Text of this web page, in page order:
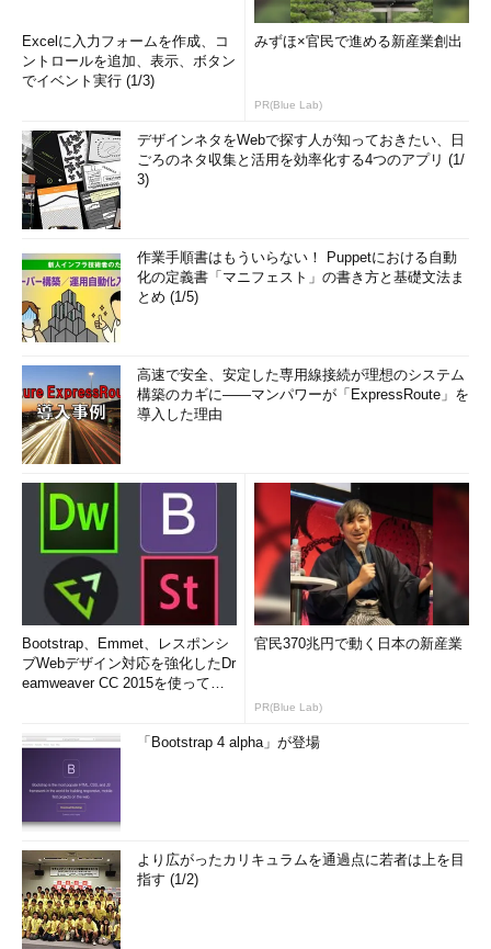
Excelに入力フォームを作成、コ
ントロールを追加、表示、ボタン
でイベント実行 (1/3)
みずほ×官民で進める新産業創出
PR(Blue Lab)
デザインネタをWebで探す人が知っておきたい、日
ごろのネタ収集と活用を効率化する4つのアプリ (1/
3)
作業手順書はもういらない！ Puppetにおける自動
化の定義書「マニフェスト」の書き方と基礎文法ま
とめ (1/5)
高速で安全、安定した専用線接続が理想のシステム
構築のカギに――マンパワーが「ExpressRoute」を
導入した理由
Bootstrap、Emmet、レスポンシ
ブWebデザイン対応を強化したDr
eamweaver CC 2015を使って
官民370兆円で動く日本の新産業
PR(Blue Lab)
「Bootstrap 4 alpha」が登場
より広がったカリキュラムを通過点に若者は上を目
指す (1/2)